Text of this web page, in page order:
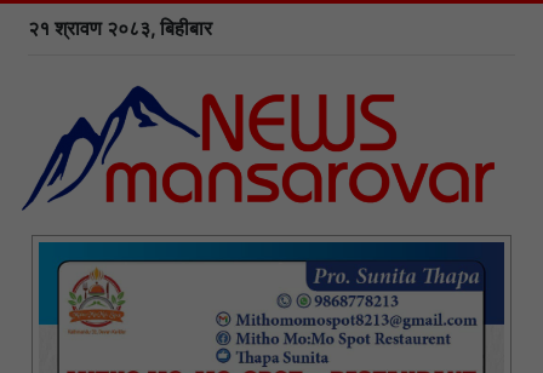
२१ श्रावण २०८३, बिहीबार